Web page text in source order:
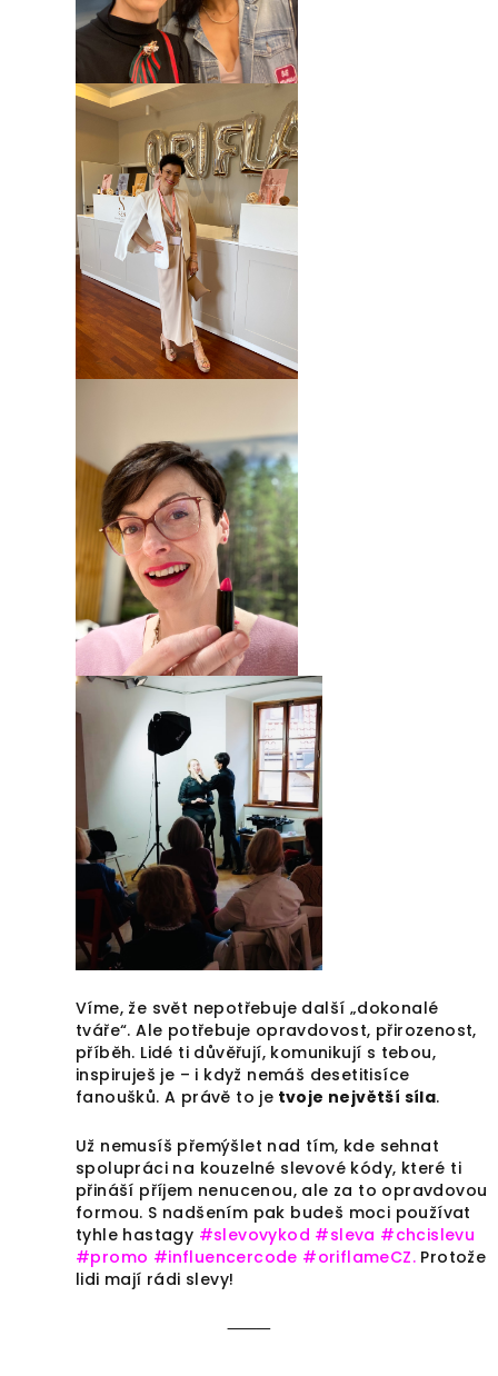
Víme, že svět nepotřebuje další „dokonalé
tváře“. Ale potřebuje opravdovost, přirozenost,
příběh. Lidé ti důvěřují, komunikují s tebou,
inspiruješ je – i když nemáš desetitisíce
fanoušků. A právě to je tvoje největší síla.
Už nemusíš přemýšlet nad tím, kde sehnat
spolupráci na kouzelné slevové kódy, které ti
přináší příjem nenucenou, ale za to opravdovou
formou. S nadšením pak budeš moci používat
tyhle hastagy #slevovykod #sleva #chcislevu
#promo #influencercode #oriflameCZ. Protože
lidi mají rádi slevy!
⸻